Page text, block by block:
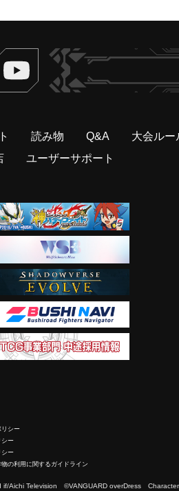
ヴァンガードch
読み物 Q&A
大会ルー
ユーザーサポート
リシー
シー
シー
の利用に関するガイドライン
Television ©VANGUARD overDress